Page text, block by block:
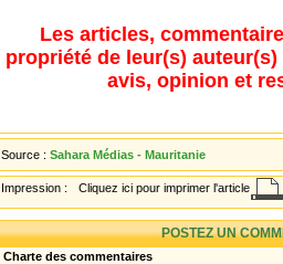
Les articles,
propriété de leur(s)
avis, opinion et
Source : Sahara Médias - Mauritanie
Impression : Cliquez ici pour imprimer l'article
POSTEZ UN
Charte des commentaires